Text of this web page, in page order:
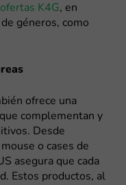
ofertas K4G, en
géneros, como
ofrece una
complementan y
Desde
o cases de
asegura que cada
Estos productos, al